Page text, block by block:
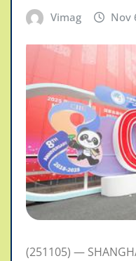
Vimag Nov
(251105) —